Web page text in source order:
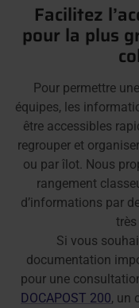
Facilitez
pour la plus
Pour permettre
équipes, les
être accessibles
regrouper et
ou par îlot. Nous
rangement
d’informations par
très
Si vous
documentation
pour une
DOCAPOST 200, un